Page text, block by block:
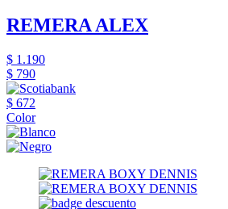
REMERA ALEX
$ 1.190
$ 790
$ 672
Color